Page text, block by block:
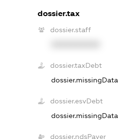
dossier.tax
dossier.staff
dossier.taxDebt
dossier.missingData
dossier.esvDebt
dossier.missingData
dossier.ndsPayer